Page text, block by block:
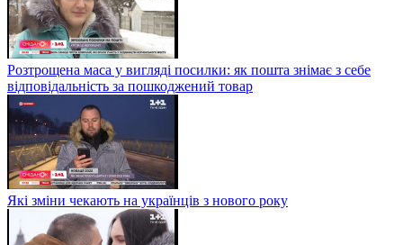
Розтрощена маса у вигляді посилки: як пошта знімає з себе
відповідальність за пошкоджений товар
Які зміни чекають на українців з нового року